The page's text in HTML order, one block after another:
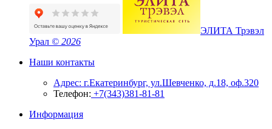
ЭЛИТА Трэвэл
Урал © 2026
Наши контакты
Адрес: г.Екатеринбург, ул.Шевченко, д.18, оф.320
Телефон: +7(343)381-81-81
Информация